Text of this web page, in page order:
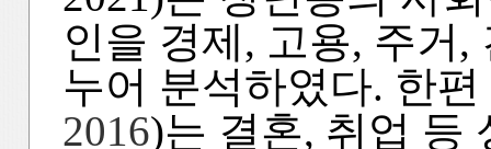
인을 경제, 고용, 주거,
누어 분석하였다. 한
2016)는 결혼, 취업 등